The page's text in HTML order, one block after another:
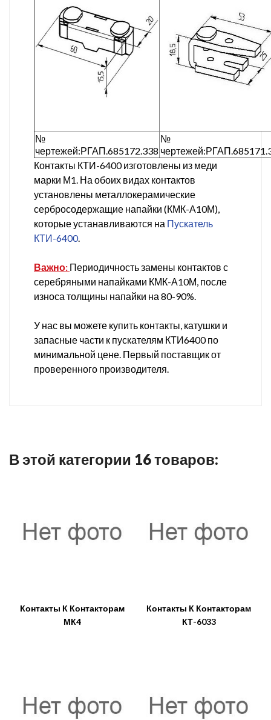
№
чертежей:РГАП.685172.338
№
Контакты КТИ-6400 изготовлены из меди
марки М1. На обоих видах контактов
установлены металлокерамические
сербросодержащие напайки (КМК-А10М),
которые устанавливаются на Пускатель
КТИ-6400.
Важно: Периодичность замены контактов с
серебряными напайками КМК-А10М, после
износа толщины напайки на 80-90%.
У нас вы можете купить контакты, катушки и
запасные части к пускателям КТИ6400 по
минимальной цене. Первый поставщик от
проверенного производителя.
В этой категории 16 товаров:
Контакты К Контакторам
МК4
Контакты К Контакторам
КТ-6033